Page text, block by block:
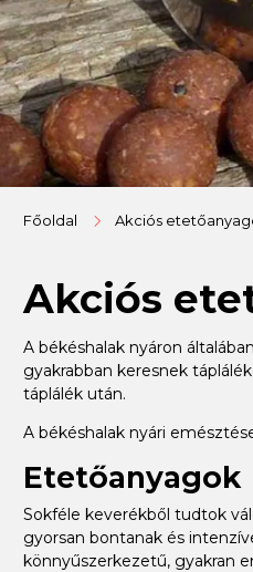
Főoldal Akciós
Akciós
A békéshalak nyáron
gyakrabban keresnek
táplálék után.
A békéshalak nyári
Etetőanyagok
Sokféle keverékből tudtok
gyorsan bontanak és
könnyűszerkezetű, gyakran